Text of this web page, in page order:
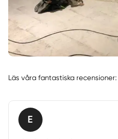
Läs våra fantastiska recensioner:
E